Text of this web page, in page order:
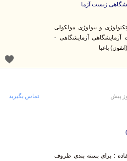
زیست آزما
و بیولوژی مولکولی
آزمایشگاهی آزمایشگاهی -
باغبا
: برای بسته بندی ظروف
بندی تبلت ، موبایل ، بسته
تماس بگیرید